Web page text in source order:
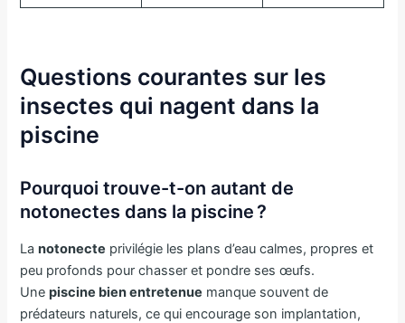
Questions courantes sur les
insectes qui nagent dans la
piscine
Pourquoi trouve-t-on autant de
notonectes dans la piscine ?
Lanotonecte privilégie les plans d’eau calmes, propres et
peu profonds pour chasser et pondre ses œufs.
Unepiscine bien entretenue manque souvent de
prédateurs naturels, ce qui encourage son implantation,